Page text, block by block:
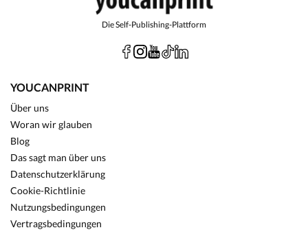
Die Self-Publishing-Plattform
YOUCANPRINT
Über uns
Woran wir glauben
Blog
Das sagt man über uns
Datenschutzerklärung
Cookie-Richtlinie
Nutzungsbedingungen
Vertragsbedingungen